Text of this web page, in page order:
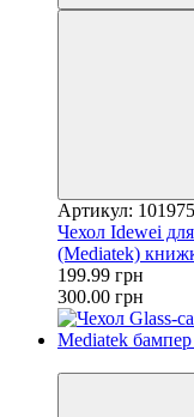
Артикул:
Чехол Idewei
(Mediatek)
199.99 грн
300.00 грн